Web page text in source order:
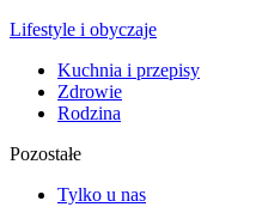
Lifestyle i obyczaje
Kuchnia i przepisy
Zdrowie
Rodzina
Pozostałe
Tylko u nas